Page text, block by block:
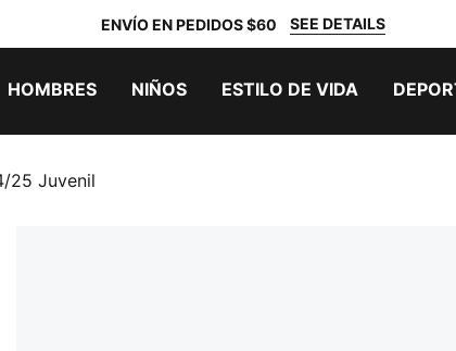
ENVÍO EN PEDIDOS $60 SEE DETAILS
HOMBRES NIÑOS ESTILO DE VIDA
25 Juvenil